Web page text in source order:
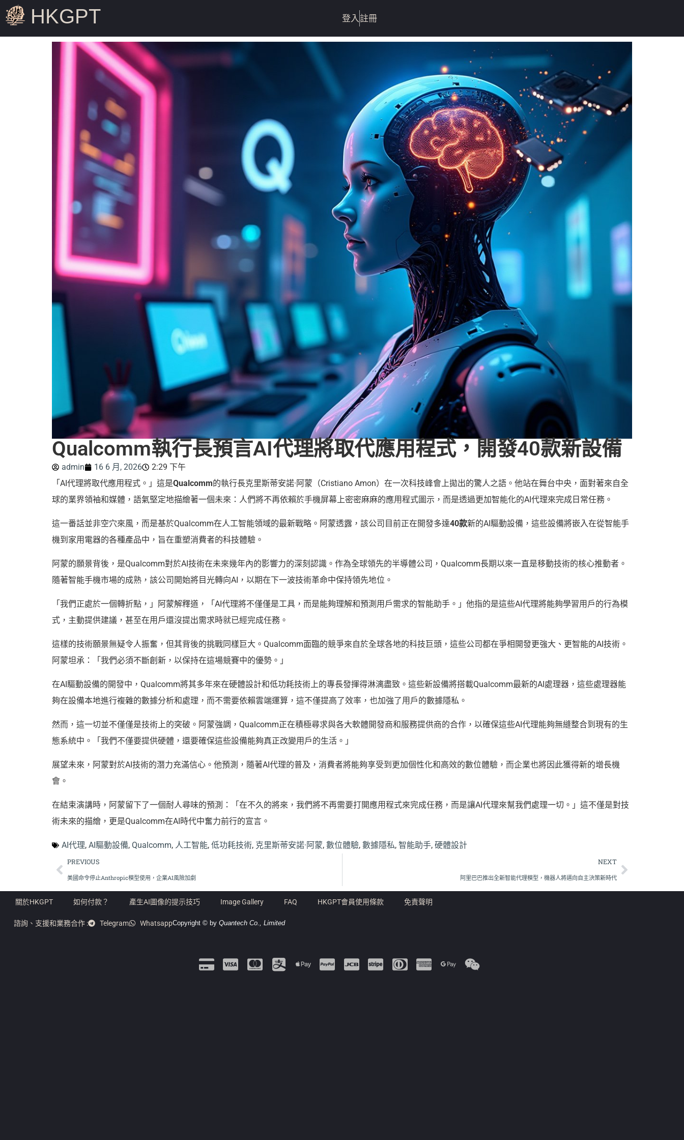
HKGPT 登入註冊
Qualcomm執行長預言AI代理將取代應用程式，開發40款新設備
admin 16 6 月, 2026
2:29 下午
「AI代理將取代應用程式。」這是Qualcomm的執行長克里斯蒂安諾·阿蒙（Cristiano Amon）在一次科技峰會上拋出的驚人之語。他站在舞台中央，面對著來自全
球的業界領袖和媒體，語氣堅定地描繪著一個未來：人們將不再依賴於手機屏幕上密密麻麻的應用程式圖示，而是透過更加智能化的AI代理來完成日常任務。
這一番話並非空穴來風，而是基於Qualcomm在人工智能領域的最新戰略。阿蒙透露，該公司目前正在開發多達40款新的AI驅動設備，這些設備將嵌入在從智能手
機到家用電器的各種產品中，旨在重塑消費者的科技體驗。
阿蒙的願景背後，是Qualcomm對於AI技術在未來幾年內的影響力的深刻認識。作為全球領先的半導體公司，Qualcomm長期以來一直是移動技術的核心推動者。
隨著智能手機市場的成熟，該公司開始將目光轉向AI，以期在下一波技術革命中保持領先地位。
「我們正處於一個轉折點，」阿蒙解釋道，「AI代理將不僅僅是工具，而是能夠理解和預測用戶需求的智能助手。」他指的是這些AI代理將能夠學習用戶的行為模
式，主動提供建議，甚至在用戶還沒提出需求時就已經完成任務。
這樣的技術願景無疑令人振奮，但其背後的挑戰同樣巨大。Qualcomm面臨的競爭來自於全球各地的科技巨頭，這些公司都在爭相開發更強大、更智能的AI技術。
阿蒙坦承：「我們必須不斷創新，以保持在這場競賽中的優勢。」
在AI驅動設備的開發中，Qualcomm將其多年來在硬體設計和低功耗技術上的專長發揮得淋漓盡致。這些新設備將搭載Qualcomm最新的AI處理器，這些處理器能
夠在設備本地進行複雜的數據分析和處理，而不需要依賴雲端運算，這不僅提高了效率，也加強了用戶的數據隱私。
然而，這一切並不僅僅是技術上的突破。阿蒙強調，Qualcomm正在積極尋求與各大軟體開發商和服務提供商的合作，以確保這些AI代理能夠無縫整合到現有的生
態系統中。「我們不僅要提供硬體，還要確保這些設備能夠真正改變用戶的生活。」
展望未來，阿蒙對於AI技術的潛力充滿信心。他預測，隨著AI代理的普及，消費者將能夠享受到更加個性化和高效的數位體驗，而企業也將因此獲得新的增長機
會。
在結束演講時，阿蒙留下了一個耐人尋味的預測：「在不久的將來，我們將不再需要打開應用程式來完成任務，而是讓AI代理來幫我們處理一切。」這不僅是對技
術未來的描繪，更是Qualcomm在AI時代中奮力前行的宣言。
AI代理, AI驅動設備, Qualcomm, 人工智能, 低功耗技術, 克里斯蒂安諾·阿蒙, 數位體驗, 數據隱私, 智能助手, 硬體設計
PREVIOUS
美國命令停止Anthropic模型使用，企業AI風險加劇
NEXT
阿里巴巴推出全新智能代理模型，機器人將邁向自主決策新時代
關於HKGPT 如何付款？ 產生AI圖像的提示技巧 Image Gallery FAQ HKGPT會員使用條款 免責聲明
諮詢、支援和業務合作 : Telegram WhatsappCopyright © by Quantech Co., Limited